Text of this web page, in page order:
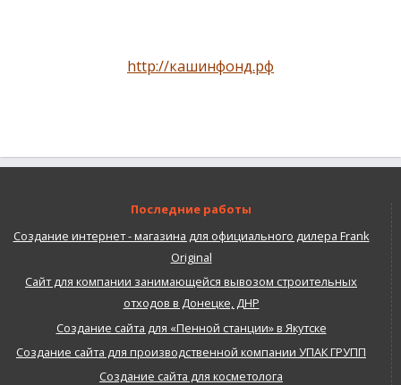
http://кашинфонд.рф
Последние работы
Создание интернет - магазина для официального дилера Frank
Original
Сайт для компании занимающейся вывозом строительных
отходов в Донецке, ДНР
Создание сайта для «Пенной станции» в Якутске
Создание сайта для производственной компании УПАК ГРУПП
Создание сайта для косметолога